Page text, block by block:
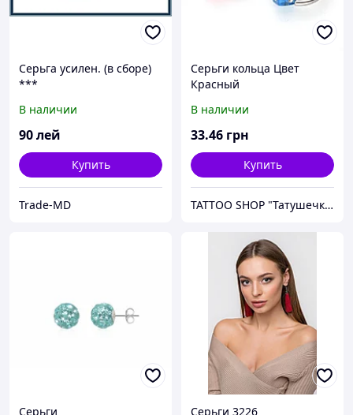
Серьга усилен. (в сборе)
***
В наличии
90лей
Купить
Trade-MD
Серьги кольца Цвет
Красный
В наличии
33.46 грн
Купить
TATTOO SHOP "Татушечка" Молдова
Серьги Серьги 3226